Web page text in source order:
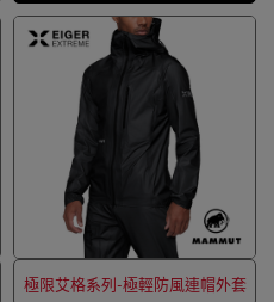
極限艾格系列-極輕防風連帽外套